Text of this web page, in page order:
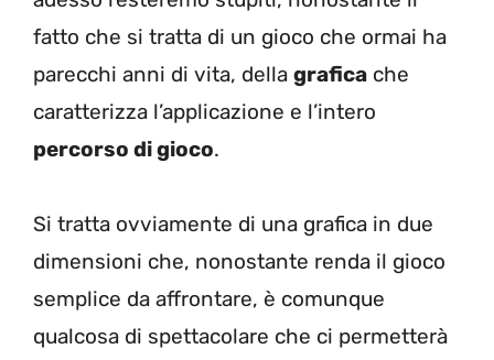
fatto che si tratta di un gioco che ormai ha
parecchi anni di vita, della grafica che
caratterizza l’applicazione e l’intero
percorso di gioco.
Si tratta ovviamente di una grafica in due
dimensioni che, nonostante renda il gioco
semplice da affrontare, è comunque
qualcosa di spettacolare che ci permetterà